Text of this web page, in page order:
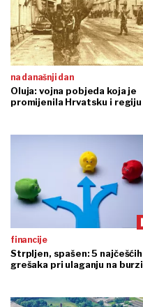
na današnji dan
Oluja: vojna pobjeda koja je
promijenila Hrvatsku i regiju
financije
Strpljen, spašen: 5 najčešćih
grešaka pri ulaganju na burzi